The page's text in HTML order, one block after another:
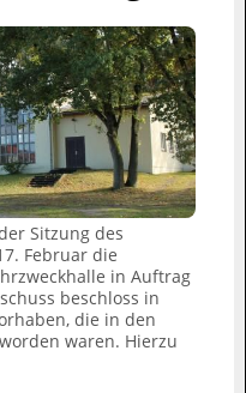
Sitzung des
Februar die
in Auftrag
beschloss in
die in den
waren. Hierzu